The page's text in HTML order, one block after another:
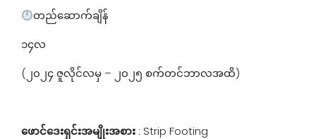
တည်ဆောက်ချိန်
၁၄လ
(၂၀၂၄ ဇူလိုင်လမှ – ၂၀၂၅ စက်တင်ဘာလအထိ)
ဖောင်ဒေးရှင်းအမျိုးအစား : Strip Footing